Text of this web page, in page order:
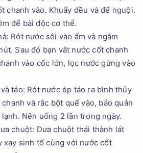
chanh vào. Khuấy đều và để nguội.
để bài độc cơ thể.
Rót nước sôi vào ấm và ngâm
Sau đó bạn vắt nước cốt chanh
vào cốc lớn, lọc nước gừng vào
táo: Rót nước ép táo ra bình thủy
và rắc bột quế vào, bảo quản
Nên uống 2 lần trong ngày.
chuột: Dưa chuột thái thành lát
xay sinh tố cùng với nước cốt